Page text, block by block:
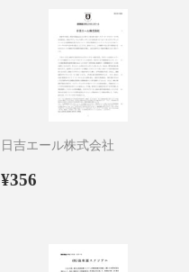
日吉エール株式会社
通
¥356